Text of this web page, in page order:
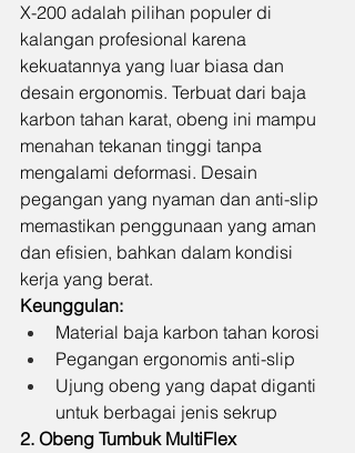
X-200 adalah pilihan populer di
kalangan profesional karena
kekuatannya yang luar biasa dan
desain ergonomis. Terbuat dari baja
karbon tahan karat, obeng ini mampu
menahan tekanan tinggi tanpa
mengalami deformasi. Desain
pegangan yang nyaman dan anti-slip
memastikan penggunaan yang aman
dan efisien, bahkan dalam kondisi
kerja yang berat.
Keunggulan:
Material baja karbon tahan korosi
Pegangan ergonomis anti-slip
Ujung obeng yang dapat diganti
untuk berbagai jenis sekrup
2. Obeng Tumbuk MultiFlex